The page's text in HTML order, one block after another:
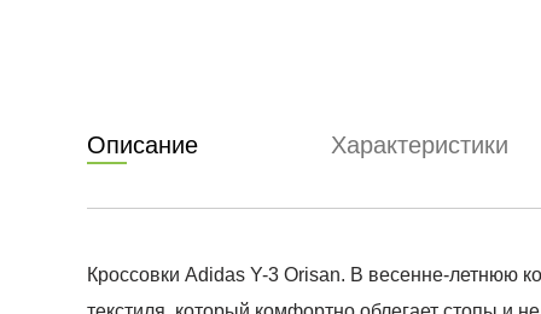
Описание Характеристики
Кроссовки Adidas Y-3 Orisan. В весенне-летнюю